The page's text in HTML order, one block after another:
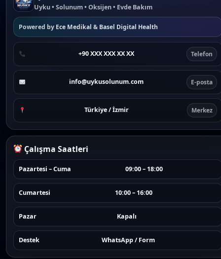
Uyku • Solunum • Oksijen • Evde Bakım
Powered by Ece Medikal & Basel Digital Health
+90 XXX XXX XX XX Telefon
info@uykusolunum.com E-posta
Türkiye / İzmir Merkez
Çalışma Saatleri
Pazartesi – Cuma 09:00 – 18:00
Cumartesi 10:00 – 16:00
Pazar Kapalı
Destek WhatsApp / Form